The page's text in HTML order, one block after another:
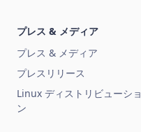
プレス & メディア
プレス & メディア
プレスリリース
Linux ディストリビューショ
ン